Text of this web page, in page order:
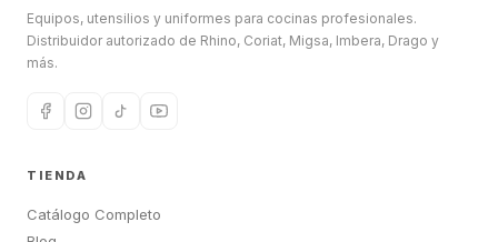
Equipos, utensilios y uniformes para cocinas profesionales.
Distribuidor autorizado de Rhino, Coriat, Migsa, Imbera, Drago y
más.
TIENDA
Catálogo Completo